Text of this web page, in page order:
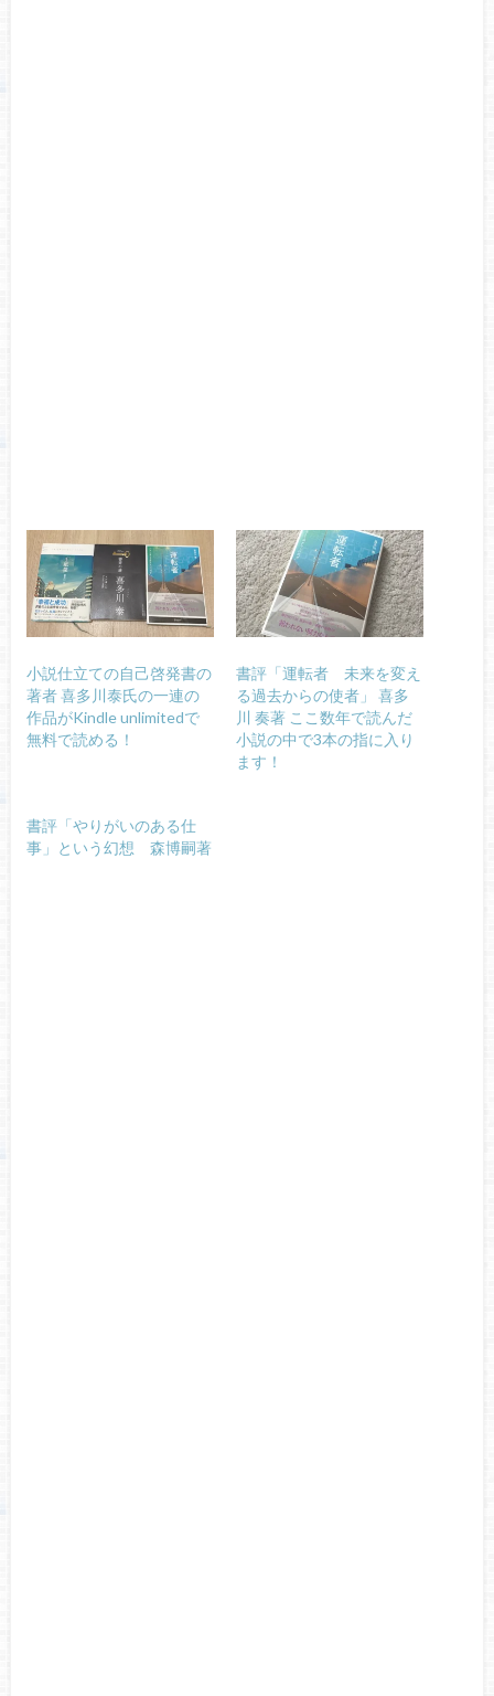
小説仕立ての自己啓発書の
著者 喜多川泰氏の一連の
作品がKindle unlimitedで
無料で読める！
書評「運転者 未来を変え
る過去からの使者」 喜多
川 奏著 ここ数年で読んだ
小説の中で3本の指に入り
ます！
書評「やりがいのある仕
事」という幻想 森博嗣著